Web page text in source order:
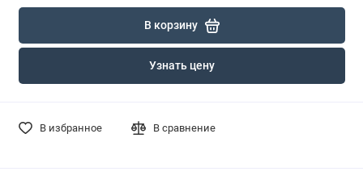
В корзину
Узнать цену
В избранное В сравнение